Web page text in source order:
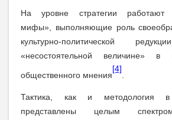
На уровне стратегии работают
мифы», выполняющие роль
культурно-политической
«несостоятельной величине» в
общественного мнения
[4]
Тактика, как и методология
представлены целым